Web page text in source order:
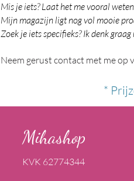
Mis je iets? Laat het me vooral
Mijn magazijn ligt nog vol mooie
Zoek je iets specifieks? Ik denk
Neem gerust contact met me op
*
Mihashop
KVK 62774344